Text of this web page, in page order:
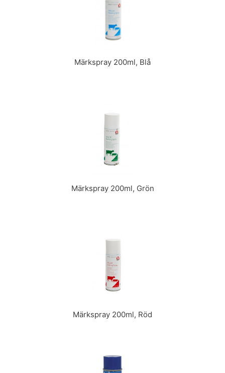
Märkspray 200ml, Blå
Märkspray 200ml, Grön
Märkspray 200ml, Röd